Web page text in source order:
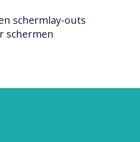
schermlay-outs
schermen